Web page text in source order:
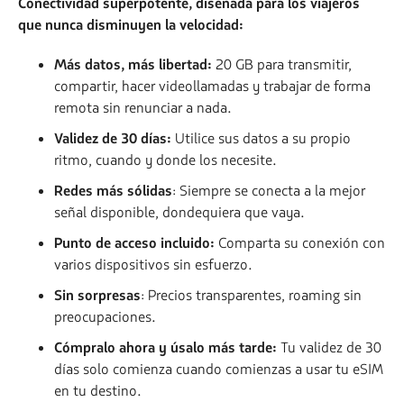
que nunca disminuyen la velocidad:
Más datos, más libertad: 20 GB para transmitir,
compartir, hacer videollamadas y trabajar de forma
remota sin renunciar a nada.
Validez de 30 días: Utilice sus datos a su propio
ritmo, cuando y donde los necesite.
Redes más sólidas: Siempre se conecta a la mejor
señal disponible, dondequiera que vaya.
Punto de acceso incluido: Comparta su conexión con
varios dispositivos sin esfuerzo.
Sin sorpresas: Precios transparentes, roaming sin
preocupaciones.
Cómpralo ahora y úsalo más tarde: Tu validez de 30
días solo comienza cuando comienzas a usar tu eSIM
en tu destino.